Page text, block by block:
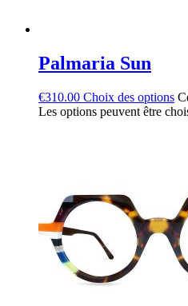
Palmaria Sun
€310.00 Choix des options
Les options peuvent être